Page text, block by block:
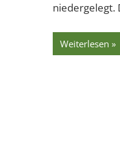
niedergelegt.
Weiterlesen